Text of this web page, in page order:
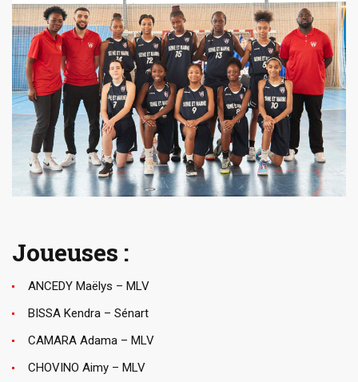
Joueuses :
ANCEDY Maëlys – MLV
BISSA Kendra – Sénart
CAMARA Adama – MLV
CHOVINO Aimy – MLV